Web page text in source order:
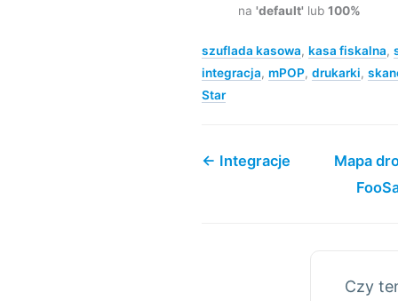
na'default' lub100%
szuflada kasowa, kasa fiskalna,
integracja, mPOP, drukarki,
Star
← Integracje
Mapa
Czy